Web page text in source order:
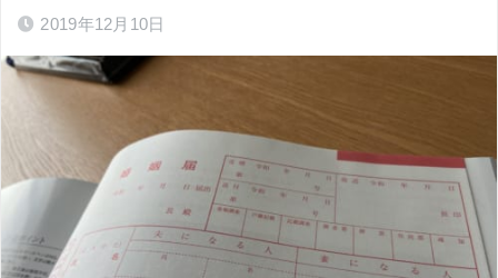
2019年12月10日